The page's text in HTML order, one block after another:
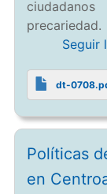
Seguir
dt-
Políticas
en